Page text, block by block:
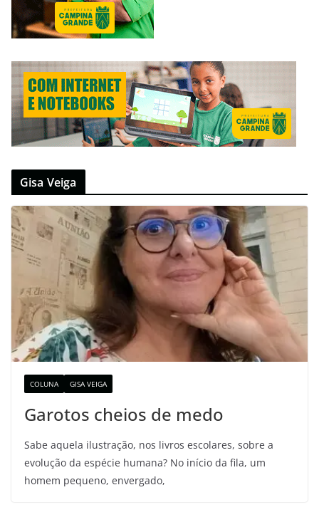
Gisa Veiga
COLUNA GISA VEIGA
Garotos cheios de medo
Sabe aquela ilustração, nos livros escolares, sobre a
evolução da espécie humana? No início da fila, um
homem pequeno, envergado,